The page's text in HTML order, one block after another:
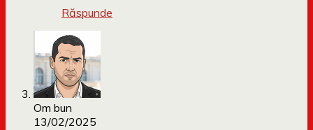
Răspunde
Om bun
13/02/2025